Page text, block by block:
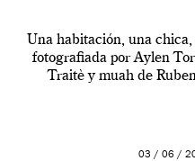
Una habitación, una chica,
fotografiada por Aylen
Traitè y muah de
03 / 06 /